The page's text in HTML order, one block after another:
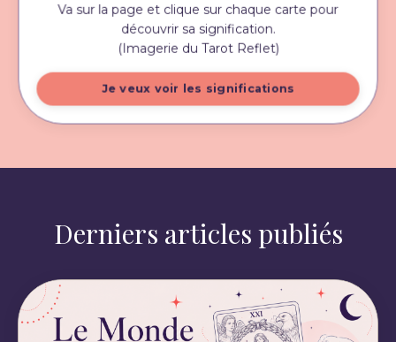
Va sur la page et clique sur chaque carte pour
découvrir sa signification.
(Imagerie du Tarot Reflet)
Je veux voir les significations
Derniers articles publiés